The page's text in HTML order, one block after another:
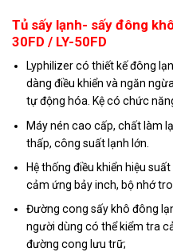
Tủ sấy lạnh- sấy đông
30FD / LY-50FD
Lyphilizer có thiết kế đông
dàng điều khiển và ngăn
tự động hóa. Kệ có chức
Máy nén cao cấp, chất làm
thấp, công suất lạnh lớn.
Hệ thống điều khiển hiệu
cảm ứng bảy inch, bộ nhớ
Đường cong sấy khô đông
người dùng có thể kiểm tra
đường cong lưu trữ;